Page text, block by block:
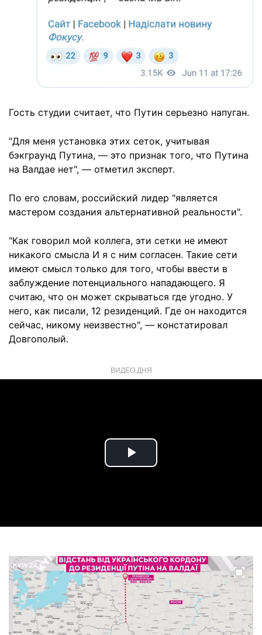
Гость студии считает, что Путин серьезно напуган.
"Для меня установка этих сеток, учитывая
бэкграунд Путина, — это признак того, что Путина
на Валдае нет", — отметил эксперт.
По его словам, российский лидер "является
мастером создания альтернативной реальности".
"Как говорил мой коллега, эти сетки не имеют
никакого смысла И я с ним согласен. Такие сети
имеют смысл только для того, чтобы ввести в
заблуждение потенциального нападающего. Я
считаю, что он может скрываться где угодно. У
него, как писали, 12 резиденций. Где он находится
сейчас, никому неизвестно", — констатировал
Довгополый.
ВИДЕО ДНЯ
Play